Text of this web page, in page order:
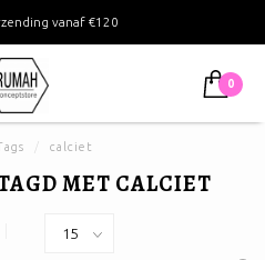
vanaf €120
0
calciet
MET CALCIET